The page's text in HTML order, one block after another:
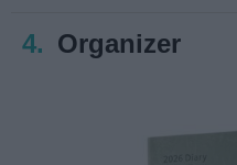
4. Organizer